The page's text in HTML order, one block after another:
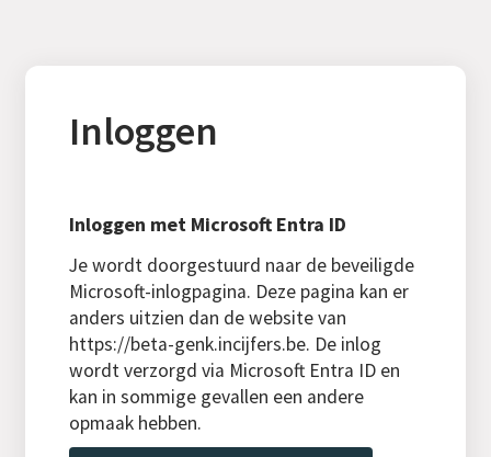
Inloggen
Inloggen met Microsoft Entra ID
Je wordt doorgestuurd naar de beveiligde
Microsoft-inlogpagina. Deze pagina kan er
anders uitzien dan de website van
https://beta-genk.incijfers.be. De inlog
wordt verzorgd via Microsoft Entra ID en
kan in sommige gevallen een andere
opmaak hebben.